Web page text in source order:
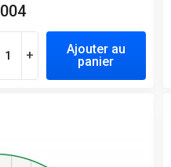
+
Ajouter au
panier